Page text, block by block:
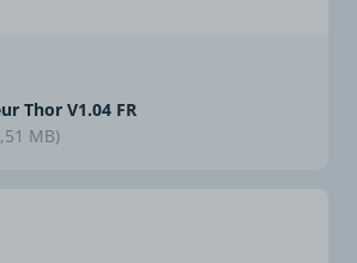
Thor V1.04 FR
MB)